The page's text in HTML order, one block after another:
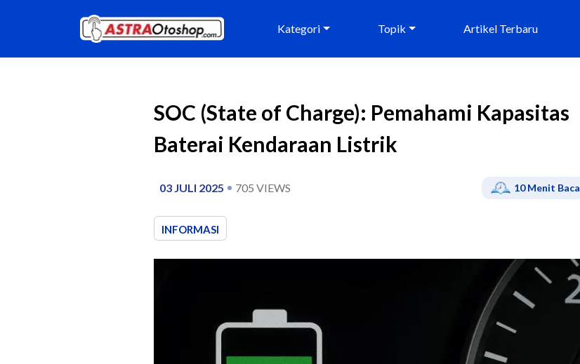
Kategori Topik Artikel Terbaru
SOC (State of Charge): Pemahami Kapasitas
Baterai Kendaraan Listrik
03 JULI 2025 705 VIEWS 10Menit Baca
INFORMASI